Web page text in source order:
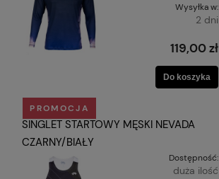
Wysyłka w:
2 dni
119,00 zł
Do koszyka
SINGLET STARTOWY MĘSKI NEVADA
CZARNY/BIAŁY
Dostępność:
duża ilość
PROMOCJA